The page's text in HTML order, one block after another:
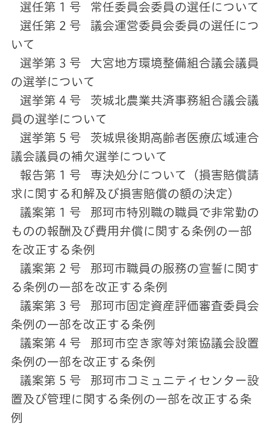
選任第 1 号 常任委員会委員の選任について
選任第 2 号 議会運営委員会委員の選任につ
いて
選挙第 3 号 大宮地方環境整備組合議会議員
の選挙について
選挙第 4 号 茨城北農業共済事務組合議会議
員の選挙について
選挙第 5 号 茨城県後期高齢者医療広域連合
議会議員の補欠選挙について
報告第 1 号 専決処分について（損害賠償請
求に関する和解及び損害賠償の額の決定）
議案第 1 号 那珂市特別職の職員で非常勤の
ものの報酬及び費用弁償に関する条例の一部
を改正する条例
議案第 2 号 那珂市職員の服務の宣誓に関す
る条例の一部を改正する条例
議案第 3 号 那珂市固定資産評価審査委員会
条例の一部を改正する条例
議案第 4 号 那珂市空き家等対策協議会設置
条例の一部を改正する条例
議案第 5 号 那珂市コミュニティセンター設
置及び管理に関する条例の一部を改正する条
例